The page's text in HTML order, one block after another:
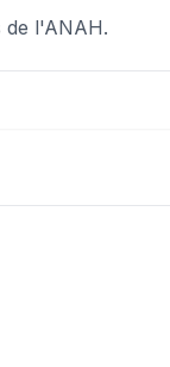
de l'ANAH.